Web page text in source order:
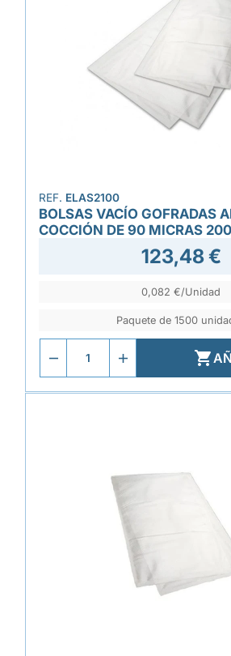
REF. ELAS2100
BOLSAS VACÍO GOFRADAS
COCCIÓN DE 90 MICRAS
123,48 €
0,082 €/Unidad
Paquete de 1500
